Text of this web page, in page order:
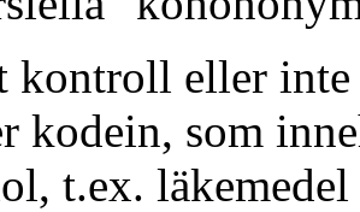
kontroll eller inte
kodein, som
t.ex.